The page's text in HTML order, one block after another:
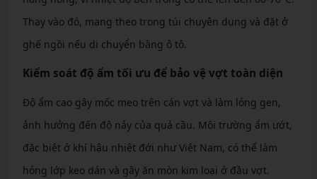
Thay vào đó, mang theo trong túi chuyên dụng và đặt ở
ghế ngồi nếu di chuyển bằng ô tô.
Kiểm soát độ ẩm tối ưu để bảo vệ vợt toàn diện
Độ ẩm cao gây mốc meo trên cán vợt và làm lỏng gen,
ảnh hưởng đến độ nảy của quả cầu. Môi trường ẩm ướt,
đặc biệt ở khí hậu nhiệt đới như Việt Nam, có thể làm
hỏng lớp keo dán và gây ăn mòn kim loại ở đầu vợt.